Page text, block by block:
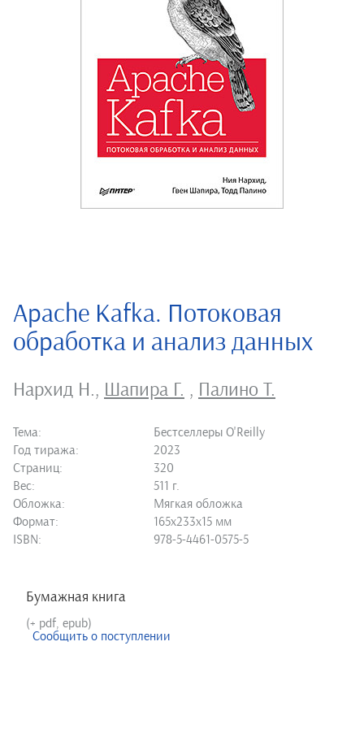
Apache Kafka. Потоковая
обработка и анализ данных
Нархид Н., Шапира Г. , Палино Т.
Тема:
Бестселлеры O'Reilly
Год тиража:
2023
Страниц:
320
Вес:
511 г.
Обложка:
Мягкая обложка
Формат:
165х233х15 мм
ISBN:
978-5-4461-0575-5
Бумажная книга
(+ pdf, epub)
Сообщить о поступлении